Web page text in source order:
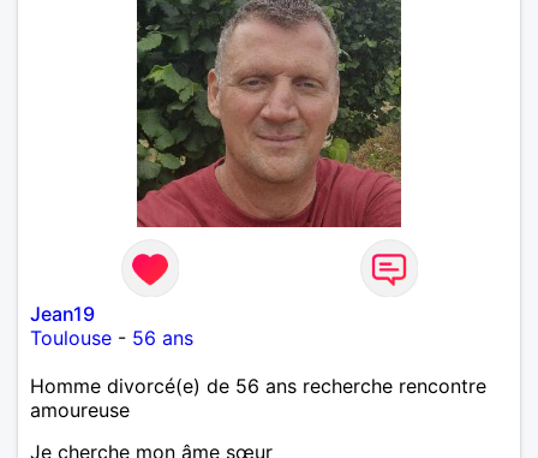
Jean19
Toulouse - 56 ans
Homme divorcé(e) de 56 ans recherche rencontre
amoureuse
Je cherche mon âme sœur